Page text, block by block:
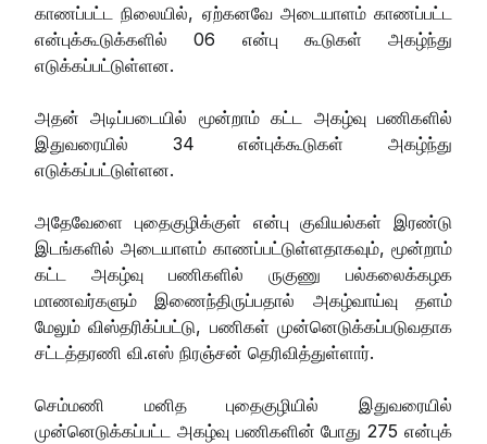
காணப்பட்ட நிலையில், ஏற்கனவே அடையாளம் காணப்பட்ட
என்புக்கூடுக்களில் 06 என்பு கூடுகள் அகழ்ந்து
எடுக்கப்பட்டுள்ளன.
அதன் அடிப்படையில் மூன்றாம் கட்ட அகழ்வு பணிகளில்
இதுவரையில் 34 என்புக்கூடுகள் அகழ்ந்து
எடுக்கப்பட்டுள்ளன.
அதேவேளை புதைகுழிக்குள் என்பு குவியல்கள் இரண்டு
இடங்களில் அடையாளம் காணப்பட்டுள்ளதாகவும், மூன்றாம்
கட்ட அகழ்வு பணிகளில் ருகுணு பல்கலைக்கழக
மாணவர்களும் இணைந்திருப்பதால் அகழ்வாய்வு தளம்
மேலும் விஸ்தரிக்ப்பட்டு, பணிகள் முன்னெடுக்கப்படுவதாக
சட்டத்தரணி வி.எஸ் நிரஞ்சன் தெரிவித்துள்ளார்.
செம்மணி மனித புதைகுழியில் இதுவரையில்
முன்னெடுக்கப்பட்ட அகழ்வு பணிகளின் போது 275 என்புக்